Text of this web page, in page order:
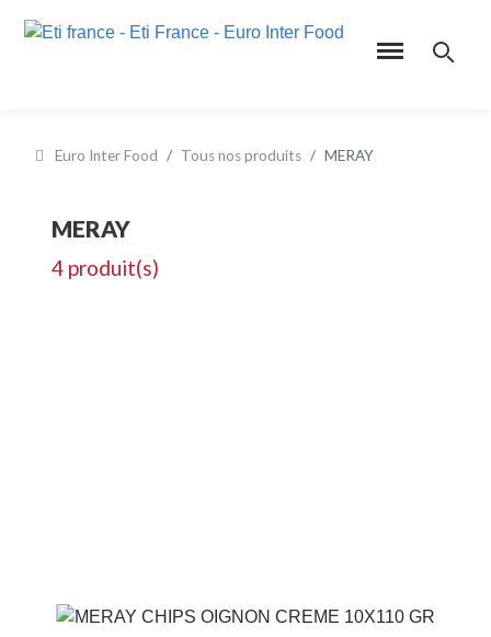
Euro Inter Food Tous nos produits MERAY
MERAY
4 produit(s)